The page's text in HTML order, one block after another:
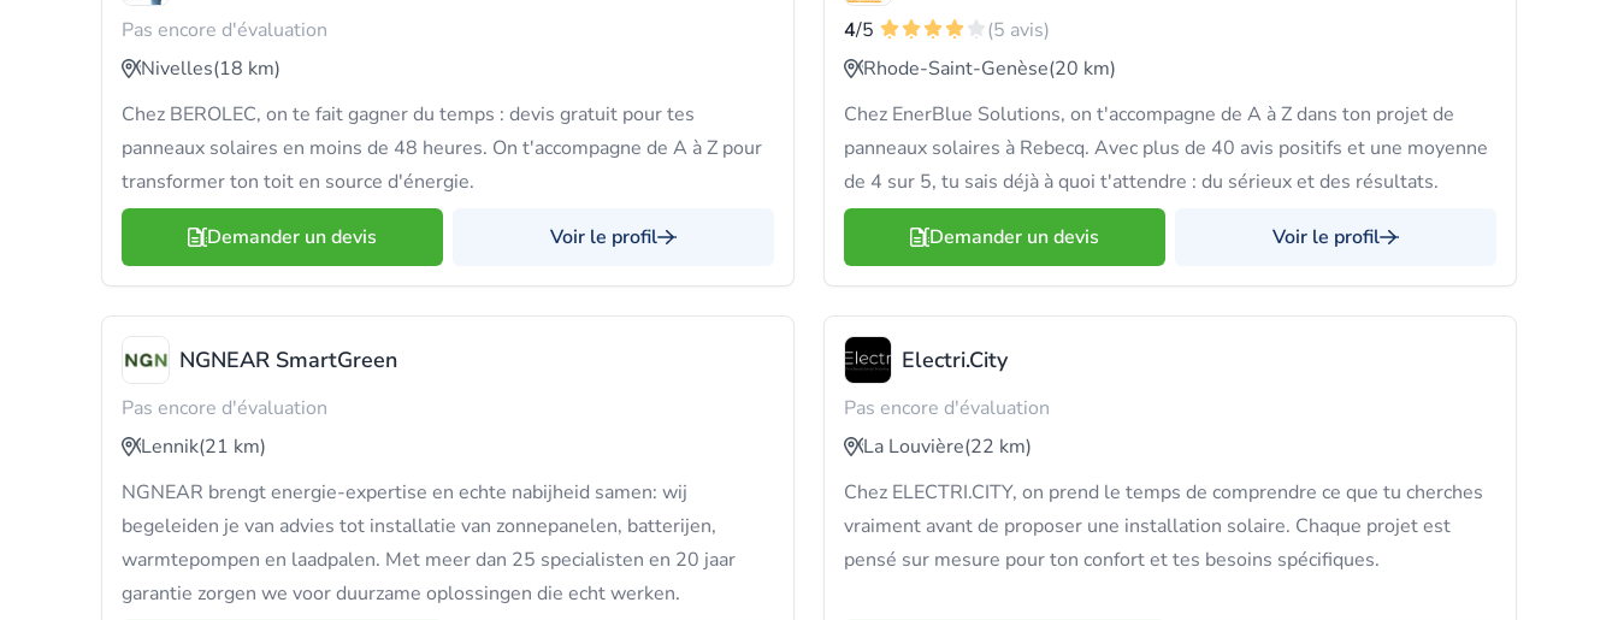
Pas encore d'évaluation
Nivelles(18 km)
Chez BEROLEC, on te fait gagner du temps : devis gratuit pour tes
panneaux solaires en moins de 48 heures. On t'accompagne de A à Z pour
transformer ton toit en source d'énergie.
Demander un devis Voir le profil
4/5
(5 avis)
Rhode-Saint-Genèse(20 km)
Chez EnerBlue Solutions, on t'accompagne de A à Z dans ton projet de
panneaux solaires à Rebecq. Avec plus de 40 avis positifs et une moyenne
de 4 sur 5, tu sais déjà à quoi t'attendre : du sérieux et des résultats.
Demander un devis Voir le profil
NGNEAR SmartGreen
Pas encore d'évaluation
Lennik(21 km)
NGNEAR brengt energie-expertise en echte nabijheid samen: wij
begeleiden je van advies tot installatie van zonnepanelen, batterijen,
warmtepompen en laadpalen. Met meer dan 25 specialisten en 20 jaar
garantie zorgen we voor duurzame oplossingen die echt werken.
Electri.City
Pas encore d'évaluation
La Louvière(22 km)
Chez ELECTRI.CITY, on prend le temps de comprendre ce que tu cherches
vraiment avant de proposer une installation solaire. Chaque projet est
pensé sur mesure pour ton confort et tes besoins spécifiques.